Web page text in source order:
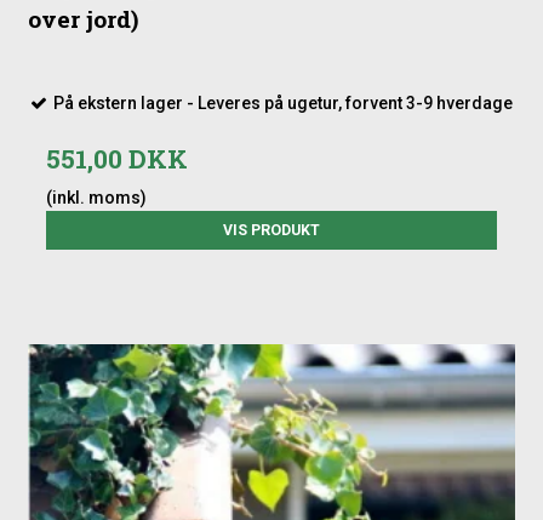
over jord)
På ekstern lager - Leveres på ugetur, forvent 3-9 hverdage
551,00 DKK
(inkl. moms)
VIS PRODUKT